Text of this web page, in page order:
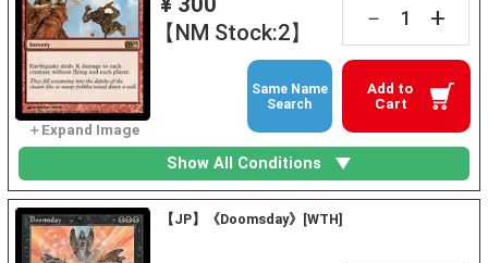
【NM Stock:2】
－ +
Add to
Cart
Same Name
Search
Show All Conditions
【JP】《Doomsday》[WTH]